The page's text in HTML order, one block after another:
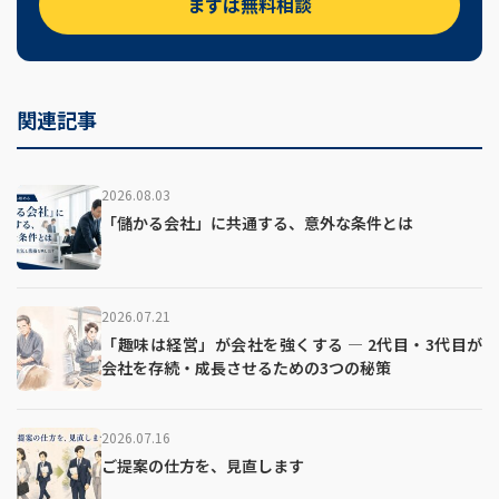
関連記事
2026.08.03
「儲かる会社」に共通する、意外な条件とは
2026.07.21
「趣味は経営」が会社を強くする ― 2代目・3代目が
会社を存続・成長させるための3つの秘策
2026.07.16
ご提案の仕方を、見直します